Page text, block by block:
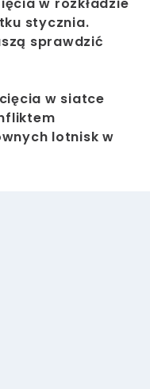
w rozkładzie
stycznia.
sprawdzić
w siatce
lotnisk w